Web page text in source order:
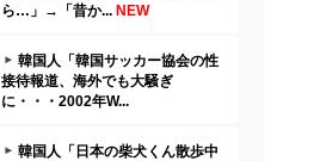
ら…」→「昔か... NEW
韓国人「韓国サッカー協会の性
接待報道、海外でも大騒ぎ
に・・・2002年W...
韓国人「日本の柴犬くん散歩中